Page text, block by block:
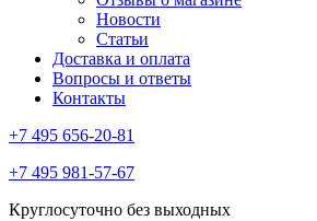
Новости
Статьи
Доставка и оплата
Вопросы и ответы
Контакты
+7 495 656-20-81
+7 495 981-57-67
Круглосуточно без выходных